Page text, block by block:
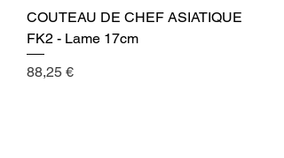
COUTEAU DE CHEF ASIATIQUE
FK2 - Lame 17cm
Cena
88,25 €